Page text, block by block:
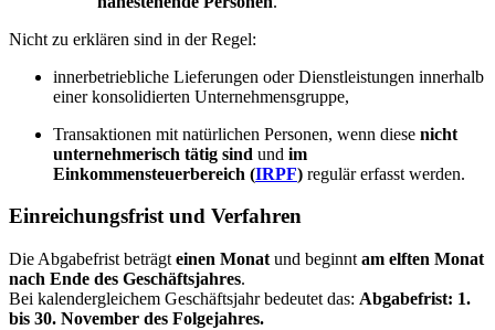
Nicht zu erklären sind in der Regel:
innerbetriebliche Lieferungen oder Dienstleistungen innerhalb
einer konsolidierten Unternehmensgruppe,
Transaktionen mit natürlichen Personen, wenn diese nicht
unternehmerisch tätig sind und im
Einkommensteuerbereich (IRPF) regulär erfasst werden.
Einreichungsfrist und Verfahren
Die Abgabefrist beträgt einen Monat und beginnt am elften Monat
nach Ende des Geschäftsjahres.
Bei kalendergleichem Geschäftsjahr bedeutet das: Abgabefrist: 1.
bis 30. November des Folgejahres.